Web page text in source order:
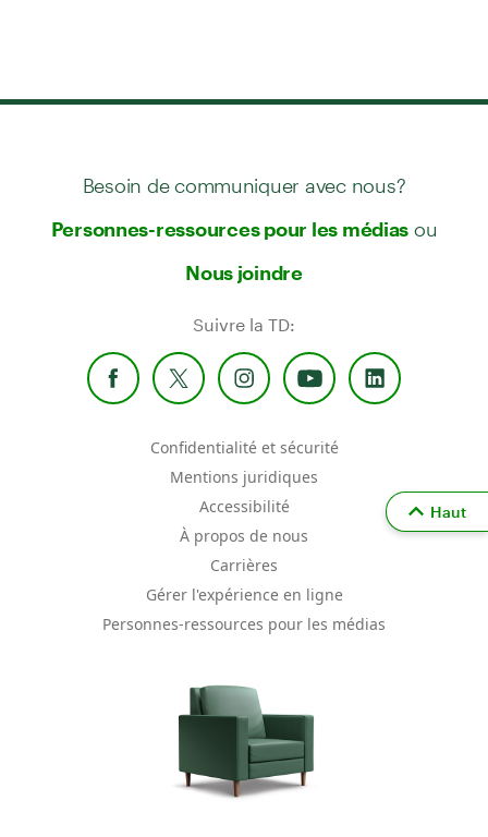
Besoin de communiquer avec nous?
Personnes-ressources pour les médias ou
Nous joindre
Suivre la TD:
Confidentialité et sécurité
Mentions juridiques
Accessibilité
À propos de nous
Carrières
Gérer l'expérience en ligne
Personnes-ressources pour les médias
Haut